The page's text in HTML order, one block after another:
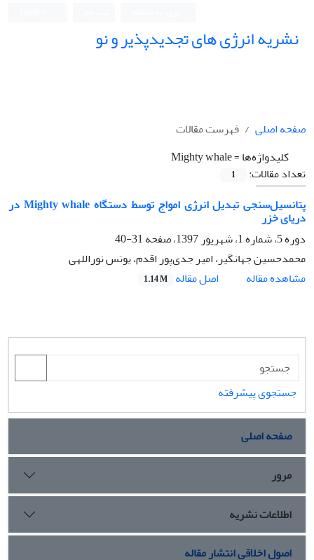
نشریه انرژی های تجدیدپذیر و نو
صفحه اصلی
فهرست مقالات
کلیدواژه‌ها =Mighty whale
تعداد مقالات:
1
پتانسیل‌سنجی تبدیل انرژی امواج توسط دستگاه Mighty whale در
دریای خزر
دوره 5، شماره 1، شهریور 1397، صفحه
31-40
محمدحسین جهانگیر، امیر جدی‌پور اقدم، یونس نوراللهی
مشاهده مقاله
اصل مقاله 1.14 M
جستجوی پیشرفته
صفحه اصلی
مرور
اطلاعات نشریه
اصول اخلاقی انتشار مقاله